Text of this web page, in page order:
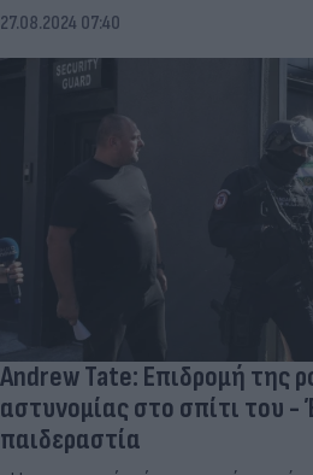
27.08.2024 07:40
Andrew Tate: Επιδρομή της
αστυνομίας στο σπίτι του -
παιδεραστία